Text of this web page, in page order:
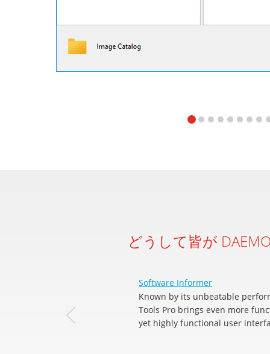
どうして皆が
Software Informer
Known by its unbeatable
Tools Pro brings even more
yet highly functional user